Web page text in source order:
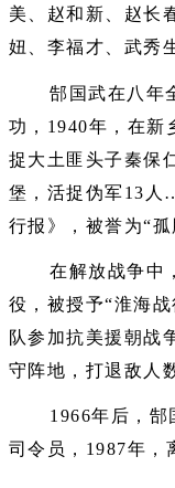
美、赵和新、赵长
妞、李福才、武秀
郜国武在八年
功，1940年，在新
捉大土匪头子秦保
堡，活捉伪军13
行报》，被誉为“孤
在解放战争中
役，被授予“淮海
队参加抗美援朝战
守阵地，打退敌人
1966年后，郜
司令员，1987年，